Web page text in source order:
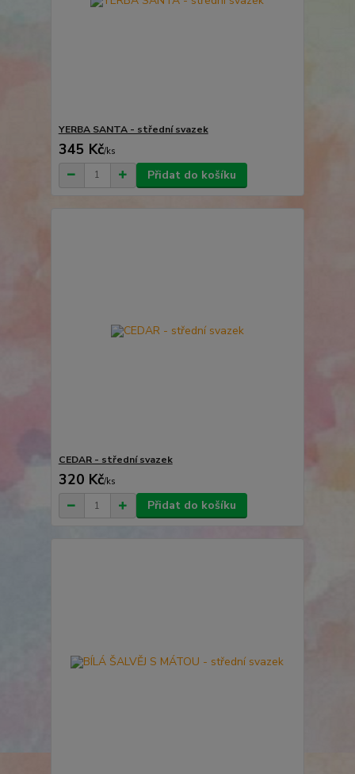
YERBA SANTA - střední svazek
345 Kč/ks
Přidat do košíku
CEDAR - střední svazek
320 Kč/ks
Přidat do košíku